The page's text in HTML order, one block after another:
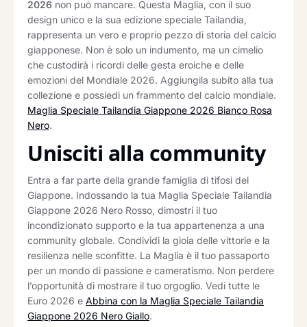
2026 non può mancare. Questa Maglia, con il suo
design unico e la sua edizione speciale Tailandia,
rappresenta un vero e proprio pezzo di storia del calcio
giapponese. Non è solo un indumento, ma un cimelio
che custodirà i ricordi delle gesta eroiche e delle
emozioni del Mondiale 2026. Aggiungila subito alla tua
collezione e possiedi un frammento del calcio mondiale.
Maglia Speciale Tailandia Giappone 2026 Bianco Rosa
Nero.
Unisciti alla community
Entra a far parte della grande famiglia di tifosi del
Giappone. Indossando la tua Maglia Speciale Tailandia
Giappone 2026 Nero Rosso, dimostri il tuo
incondizionato supporto e la tua appartenenza a una
community globale. Condividi la gioia delle vittorie e la
resilienza nelle sconfitte. La Maglia è il tuo passaporto
per un mondo di passione e cameratismo. Non perdere
l’opportunità di mostrare il tuo orgoglio. Vedi tutte le
Euro 2026 e Abbina con la Maglia Speciale Tailandia
Giappone 2026 Nero Giallo.